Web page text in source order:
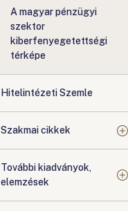
A magyar pénzügyi
szektor
kiberfenyegetettségi
térképe
Hitelintézeti Szemle
Szakmai cikkek
További kiadványok,
elemzések